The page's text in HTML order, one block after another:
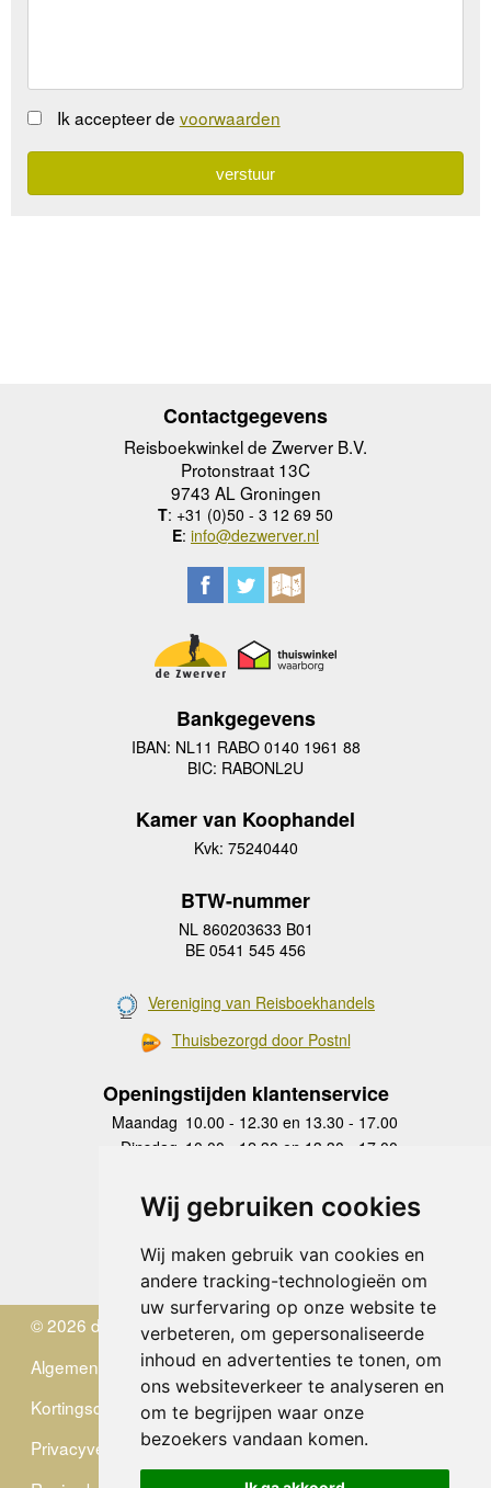
Wij gebruiken cookies
Wij maken gebruik van cookies en
andere tracking-technologieën om
uw surfervaring op onze website te
verbeteren, om gepersonaliseerde
inhoud en advertenties te tonen, om
ons websiteverkeer te analyseren en
om te begrijpen waar onze
bezoekers vandaan komen.
Ik accepteer de voorwaarden
Contactgegevens
Reisboekwinkel de Zwerver B.V.
Protonstraat 13C
9743 AL Groningen
T: +31 (0)50 - 3 12 69 50
E: info@dezwerver.nl
Bankgegevens
IBAN: NL11 RABO 0140 1961 88
BIC: RABONL2U
Kamer van Koophandel
Kvk: 75240440
BTW-nummer
NL 860203633 B01
BE 0541 545 456
Vereniging van Reisboekhandels
Thuisbezorgd door Postnl
Openingstijden klantenservice
Maandag 10.00 - 12.30 en 13.30 - 17.00
Dinsdag 10.00 - 12.30 en 13.30 - 17.00
Donderdag
10.00 - 12.30 en 13.30 - 17.00
Vrijdag 10.00 - 12.30 en 13.30 - 17.00
Zaterdag
gesloten
Zondag gesloten
© 2026 de Zwerver
Algemene Voorwaarden
Kortingscode
Privacyverklaring